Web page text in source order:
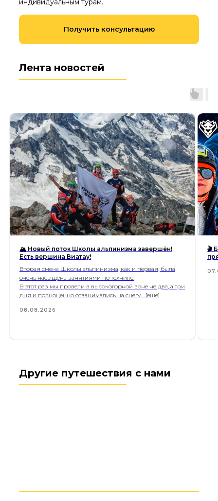
индивидуальным турам.
Получить консультацию
Лента новостей
🏔 Новый поток Школы альпинизма завершён!
Есть вершина Виатау!
Вторая смена Школы альпинизма, как и первая, была
очень насыщена занятиями по технике.
В этот раз мы провели в высокогорной зоне не два, а три
дня и полноценно отзанимались на снегу... [еще]
08.08.2026
🎬
Другие путешествия с нами